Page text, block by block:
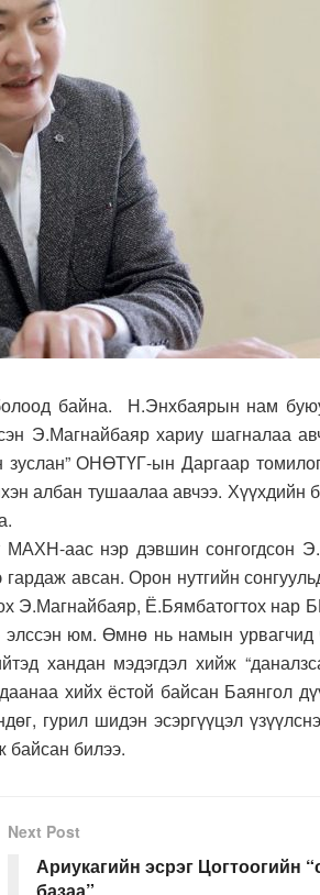
байна. Н.Энхбаярын нам
Э.Магнайбаяр хариу шагналаа
зуслан” ОНӨТҮГ-ын Даргаар
албан тушаалаа авчээ. Хүүхдийн
аас нэр дэвшин сонгогдсон
авсан. Орон нутгийн
Э.Магнайбаяр, Ё.Бямбатогтох нар
юм. Өмнө нь намын урвагчид
хандан мэдэгдэл хийж
хийх ёстой байсан Баянгол
гурил шидэн эсэргүүцэл
байсан билээ.
Next Post
Ариукагийн эсрэг Цогтоогийн
базаа”